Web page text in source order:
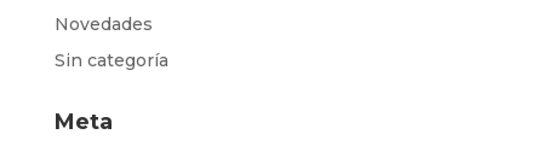
Novedades
Sin categoría
Meta